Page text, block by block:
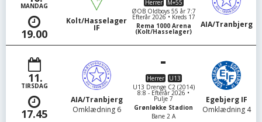
MANDAG
19.00
Kolt/Hasselager
IF
Herrer
M+55
ØOB Oldboys 55 år 7:7
Efterår 2026 • Kreds 17
Rema 1000 Arena
(Kolt/Hasselager)
AIA/Tranbjerg
11.
TIRSDAG
17.45
AIA/Tranbjerg
Omklædning 6
-
Herrer
U13
U13 Drenge C2 (2014)
8:8 - Efterår 2026 •
Pulje 7
Grønløkke Stadion
Bane 2 A
Egebjerg IF
Omklædning 4